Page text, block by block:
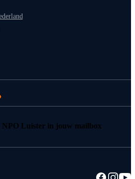
NPO Luister in jouw mailbox